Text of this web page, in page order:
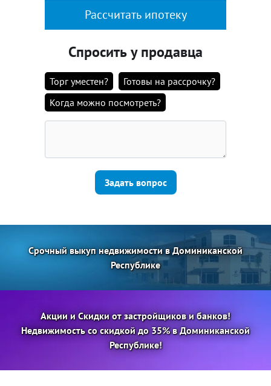
Рассчитать ипотеку
Спросить у продавца
Торг уместен?
Готовы на рассрочку?
Когда можно посмотреть?
Задать вопрос
Срочный выкуп недвижимости в Доминиканской
Республике
Акции и Скидки от застройщиков и банков!
Недвижимость со скидкой до 35% в Доминиканской
Республике!